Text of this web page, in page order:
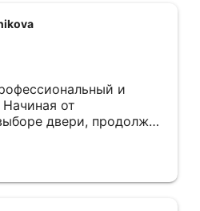
монтажа. Рекомендую!
и
от
двери, продолжая
завершая быстрой и
спасибо!
в дальнейшем, по